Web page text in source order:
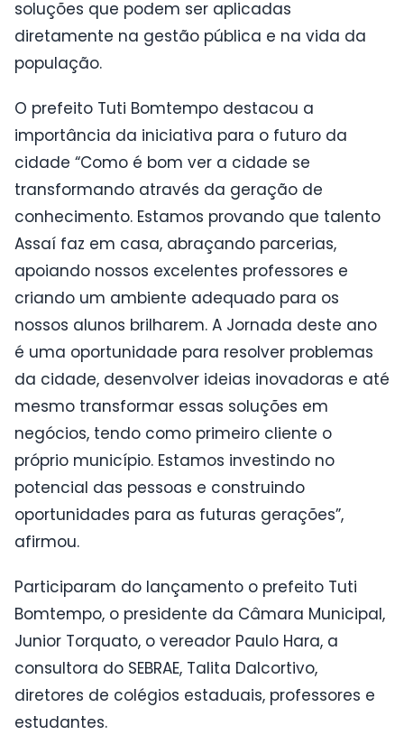
soluções que podem ser aplicadas
diretamente na gestão pública e na vida da
população.
O prefeito Tuti Bomtempo destacou a
importância da iniciativa para o futuro da
cidade “Como é bom ver a cidade se
transformando através da geração de
conhecimento. Estamos provando que talento
Assaí faz em casa, abraçando parcerias,
apoiando nossos excelentes professores e
criando um ambiente adequado para os
nossos alunos brilharem. A Jornada deste ano
é uma oportunidade para resolver problemas
da cidade, desenvolver ideias inovadoras e até
mesmo transformar essas soluções em
negócios, tendo como primeiro cliente o
próprio município. Estamos investindo no
potencial das pessoas e construindo
oportunidades para as futuras gerações”,
afirmou.
Participaram do lançamento o prefeito Tuti
Bomtempo, o presidente da Câmara Municipal,
Junior Torquato, o vereador Paulo Hara, a
consultora do SEBRAE, Talita Dalcortivo,
diretores de colégios estaduais, professores e
estudantes.